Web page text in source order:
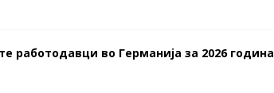
работодавци во Германија за 2026 година